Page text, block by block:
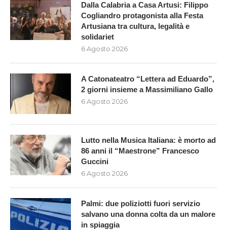
Dalla Calabria a Casa Artusi: Filippo
Cogliandro protagonista alla Festa
Artusiana tra cultura, legalità e
solidariet
6 Agosto 2026
A Catonateatro “Lettera ad Eduardo”,
2 giorni insieme a Massimiliano Gallo
6 Agosto 2026
Lutto nella Musica Italiana: è morto ad
86 anni il “Maestrone” Francesco
Guccini
6 Agosto 2026
Palmi: due poliziotti fuori servizio
salvano una donna colta da un malore
in spiaggia